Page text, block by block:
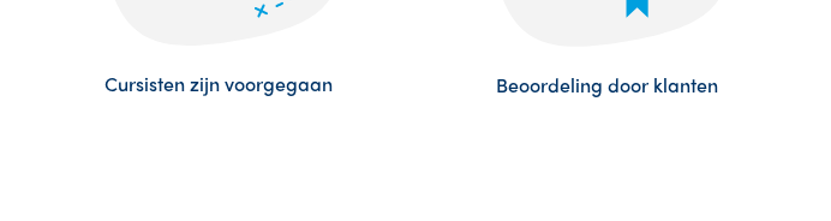
Cursisten zijn voorgegaan Beoordeling door klanten